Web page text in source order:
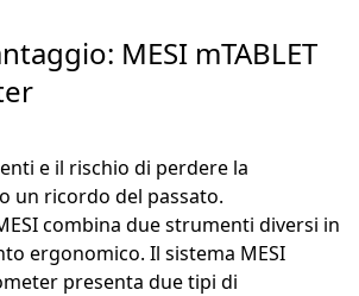
MESI mTABLET
e il rischio di perdere la
un ricordo del passato.
combina due strumenti diversi in
ergonomico. Il sistema MESI
presenta due tipi di